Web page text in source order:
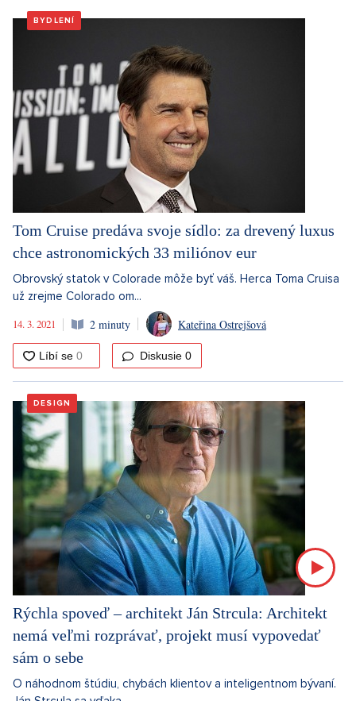
BYDLENÍ
Tom Cruise predáva svoje sídlo: za drevený luxus
chce astronomických 33 miliónov eur
Obrovský statok v Colorade môže byť váš. Herca Toma Cruisa
už zrejme Colorado om...
14. 3. 2021
2 minuty Kateřina Ostrejšová
Diskusie 0
DESIGN
Rýchla spoveď – architekt Ján Strcula: Architekt
nemá veľmi rozprávať, projekt musí vypovedať
sám o sebe
O náhodnom štúdiu, chybách klientov a inteligentnom bývaní.